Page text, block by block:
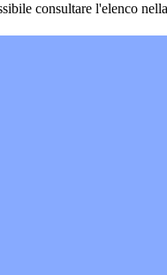
consultare l'elenco